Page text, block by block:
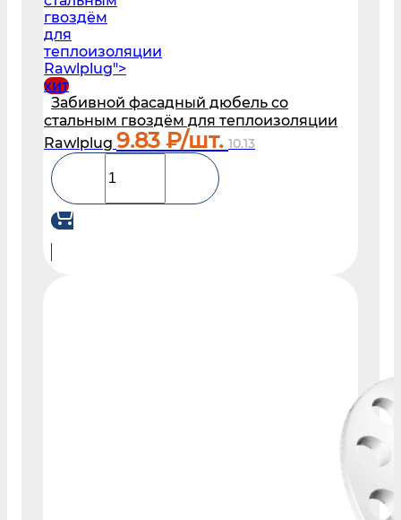
гвоздём
для
теплоизоляции
Rawlplug">
хит
Забивной фасадный дюбель со
стальным гвоздём для теплоизоляции
Rawlplug 9.83 ₽/шт. 10.13